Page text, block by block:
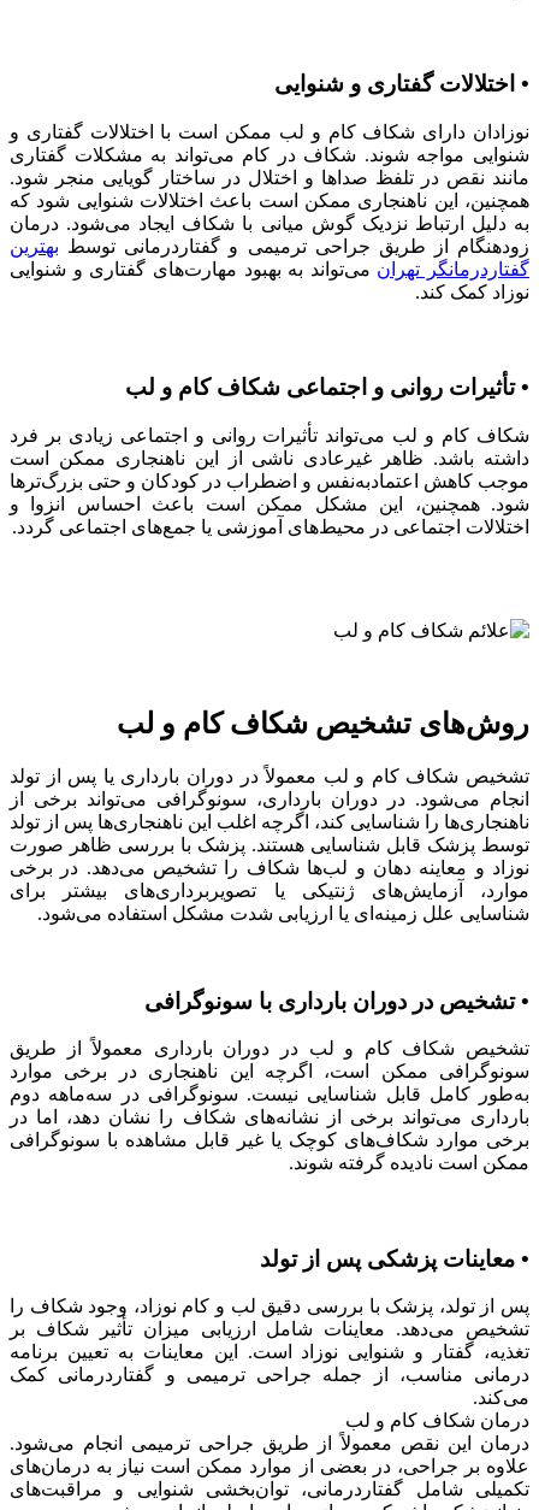
• اختلالات گفتاری و شنوایی
نوزادان دارای شکاف کام و لب ممکن است با اختلالات گفتاری و
شنوایی مواجه شوند. شکاف در کام می‌تواند به مشکلات گفتاری
مانند نقص در تلفظ صداها و اختلال در ساختار گویایی منجر شود.
همچنین، این ناهنجاری ممکن است باعث اختلالات شنوایی شود که
به دلیل ارتباط نزدیک گوش میانی با شکاف ایجاد می‌شود. درمان
زودهنگام از طریق جراحی ترمیمی و گفتاردرمانی توسط بهترین
گفتاردرمانگر تهران می‌تواند به بهبود مهارت‌های گفتاری و شنوایی
نوزاد کمک کند.
• تأثیرات روانی و اجتماعی شکاف کام و لب
شکاف کام و لب می‌تواند تأثیرات روانی و اجتماعی زیادی بر فرد
داشته باشد. ظاهر غیرعادی ناشی از این ناهنجاری ممکن است
موجب کاهش اعتمادبه‌نفس و اضطراب در کودکان و حتی بزرگ‌ترها
شود. همچنین، این مشکل ممکن است باعث احساس انزوا و
اختلالات اجتماعی در محیط‌های آموزشی یا جمع‌های اجتماعی گردد.
روش‌های تشخیص شکاف کام و لب
تشخیص شکاف کام و لب معمولاً در دوران بارداری یا پس از تولد
انجام می‌شود. در دوران بارداری، سونوگرافی می‌تواند برخی از
ناهنجاری‌ها را شناسایی کند، اگرچه اغلب این ناهنجاری‌ها پس از تولد
توسط پزشک قابل شناسایی هستند. پزشک با بررسی ظاهر صورت
نوزاد و معاینه دهان و لب‌ها شکاف را تشخیص می‌دهد. در برخی
موارد، آزمایش‌های ژنتیکی یا تصویربرداری‌های بیشتر برای
شناسایی علل زمینه‌ای یا ارزیابی شدت مشکل استفاده می‌شود.
• تشخیص در دوران بارداری با سونوگرافی
تشخیص شکاف کام و لب در دوران بارداری معمولاً از طریق
سونوگرافی ممکن است، اگرچه این ناهنجاری در برخی موارد
به‌طور کامل قابل شناسایی نیست. سونوگرافی در سه‌ماهه دوم
بارداری می‌تواند برخی از نشانه‌های شکاف را نشان دهد، اما در
برخی موارد شکاف‌های کوچک یا غیر قابل مشاهده با سونوگرافی
ممکن است نادیده گرفته شوند.
• معاینات پزشکی پس از تولد
پس از تولد، پزشک با بررسی دقیق لب و کام نوزاد، وجود شکاف را
تشخیص می‌دهد. معاینات شامل ارزیابی میزان تأثیر شکاف بر
تغذیه، گفتار و شنوایی نوزاد است. این معاینات به تعیین برنامه
درمانی مناسب، از جمله جراحی ترمیمی و گفتاردرمانی کمک
می‌کند.
درمان شکاف کام و لب
درمان این نقص معمولاً از طریق جراحی ترمیمی انجام می‌شود.
علاوه بر جراحی، در بعضی از موارد ممکن است نیاز به درمان‌های
تکمیلی شامل گفتاردرمانی، توان‌بخشی شنوایی و مراقبت‌های